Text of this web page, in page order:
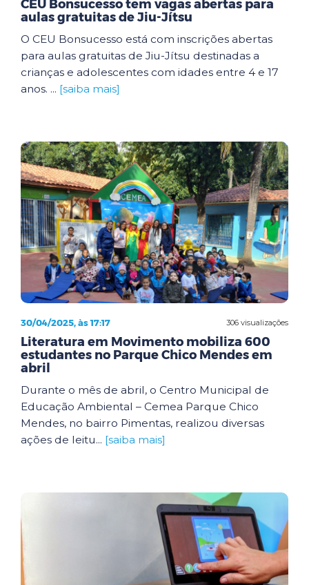
CEU Bonsucesso tem vagas abertas para
aulas gratuitas de Jiu-Jítsu
O CEU Bonsucesso está com inscrições abertas
para aulas gratuitas de Jiu-Jítsu destinadas a
crianças e adolescentes com idades entre 4 e 17
anos. ... [saiba mais]
306 visualizações
30/04/2025, às 17:17
Literatura em Movimento mobiliza 600
estudantes no Parque Chico Mendes em
abril
Durante o mês de abril, o Centro Municipal de
Educação Ambiental – Cemea Parque Chico
Mendes, no bairro Pimentas, realizou diversas
ações de leitu... [saiba mais]